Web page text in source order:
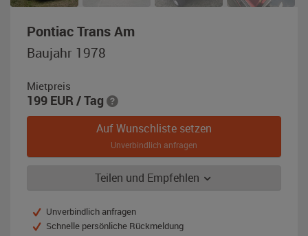
Pontiac Trans Am
Baujahr 1978
Mietpreis
199 EUR / Tag
Auf Wunschliste setzen
Unverbindlich anfragen
Teilen und Empfehlen
Unverbindlich anfragen
Schnelle persönliche Rückmeldung